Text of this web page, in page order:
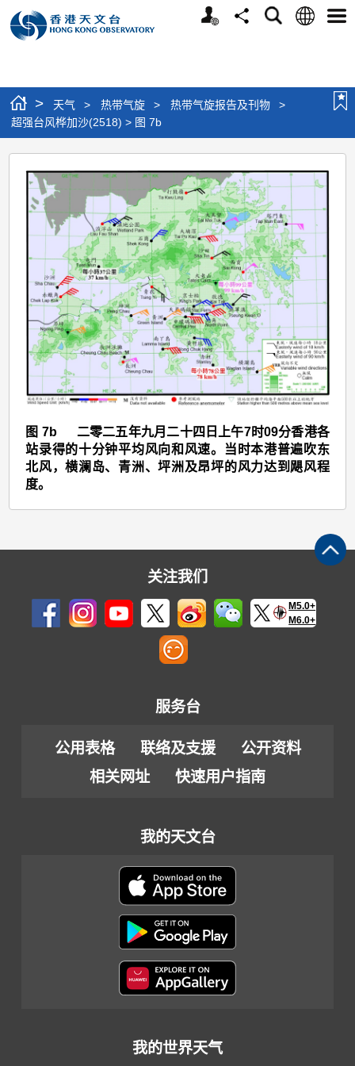
个
分
搜
语
选
> 天气 > 热带气旋 > 热带气旋报告及刊物
>
超强台风桦加沙(2518) > 图 7b
超
强
台
风
桦
加
沙
(2518)
图
7b
图 7b 二零二五年九月二十四日上午7时09分香港各
站录得的十分钟平均风向和风速。当时本港普遍吹东
北风，横澜岛、青洲、坪洲及昂坪的风力达到飓风程
度。
关注我们
M5.0+
M6.0+
服务台
公用表格 联络及支援
公开资料
相关网址
快速用户指南
我的天文台
我的世界天气